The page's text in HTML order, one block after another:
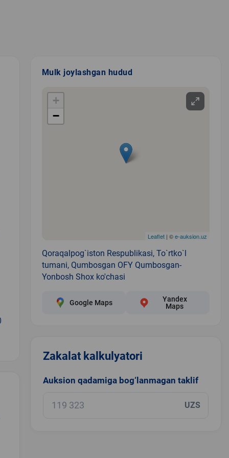
Mulk joylashgan hudud
+
−
Leaflet| ©e-auksion.uz
Qoraqalpog`iston Respublikasi, To`rtko`l
tumani, Qumbosgan OFY Qumbosgan-
Yonbosh Shox ko'chasi
Google Maps
Yandex
Maps
Zakalat kalkulyatori
Auksion qadamiga bog‘lanmagan taklif
UZS